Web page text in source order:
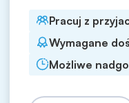
Pracuj z
Wymagane
Możliwe